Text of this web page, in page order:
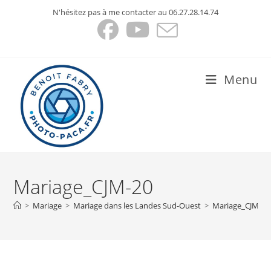
N'hésitez pas à me contacter au 06.27.28.14.74
Menu
Mariage_CJM-20
> Mariage > Mariage dans les Landes Sud-Ouest > Mariage_CJM-20